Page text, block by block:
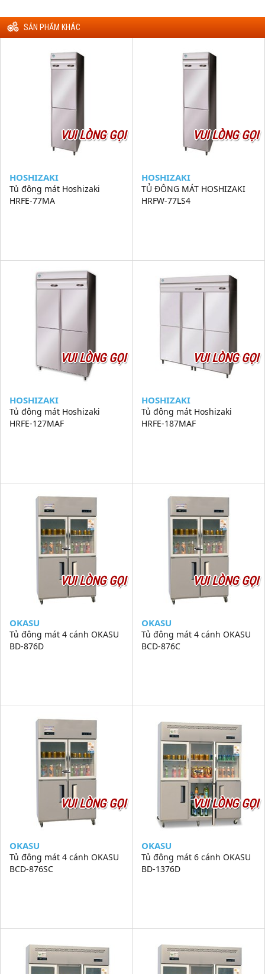
SẢN PHẨM KHÁC
VUI LÒNG GỌI
HOSHIZAKI
Tủ đông mát Hoshizaki
HRFE-77MA
VUI LÒNG GỌI
HOSHIZAKI
TỦ ĐÔNG MÁT HOSHIZAKI
HRFW-77LS4
VUI LÒNG GỌI
HOSHIZAKI
Tủ đông mát Hoshizaki
HRFE-127MAF
VUI LÒNG GỌI
HOSHIZAKI
Tủ đông mát Hoshizaki
HRFE-187MAF
VUI LÒNG GỌI
OKASU
Tủ đông mát 4 cánh OKASU
BD-876D
VUI LÒNG GỌI
OKASU
Tủ đông mát 4 cánh OKASU
BCD-876C
VUI LÒNG GỌI
OKASU
Tủ đông mát 4 cánh OKASU
BCD-876SC
VUI LÒNG GỌI
OKASU
Tủ đông mát 6 cánh OKASU
BD-1376D